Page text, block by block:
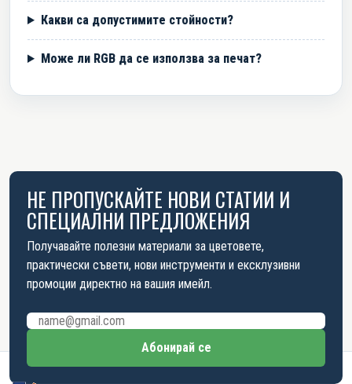
Какви са допустимите стойности?
Може ли RGB да се използва за печат?
НЕ ПРОПУСКАЙТЕ НОВИ СТАТИИ И
СПЕЦИАЛНИ ПРЕДЛОЖЕНИЯ
Получавайте полезни материали за цветовете,
практически съвети, нови инструменти и ексклузивни
промоции директно на вашия имейл.
Имейл адрес
Абонирай се